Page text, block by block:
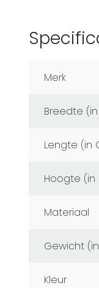
Merk
Breedte
Lengte (in
Hoogte (in
Materiaal
Gewicht
Kleur